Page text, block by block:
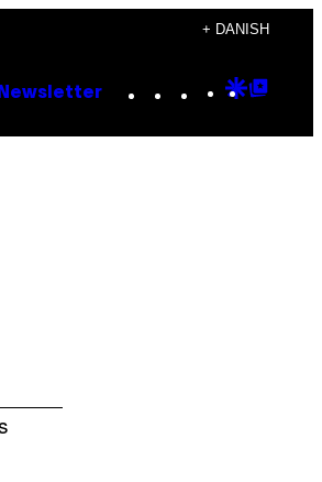
+ DANISH
Newsletter Instagram
TikTok
YouTube
Google